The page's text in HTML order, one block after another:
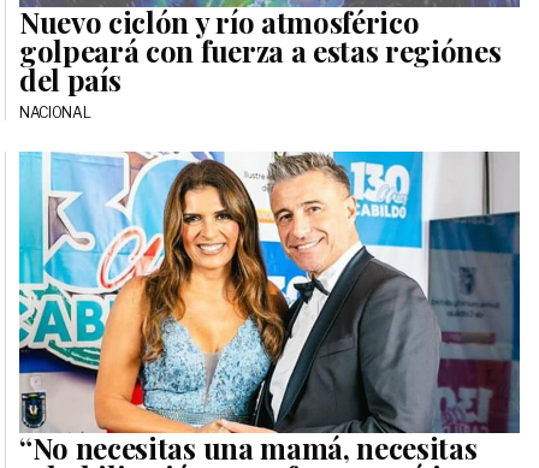
Nuevo ciclón y río atmosférico
golpeará con fuerza a estas regiónes
del país
NACIONAL
“No necesitas una mamá, necesitas